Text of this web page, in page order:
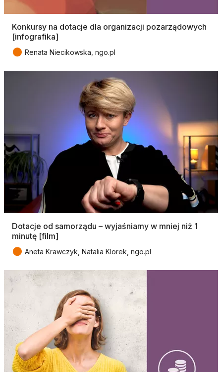
Konkursy na dotacje dla organizacji pozarządowych
[infografika]
● Renata Niecikowska, ngo.pl
Dotacje od samorządu – wyjaśniamy w mniej niż 1
minutę [film]
● Aneta Krawczyk, Natalia Klorek, ngo.pl